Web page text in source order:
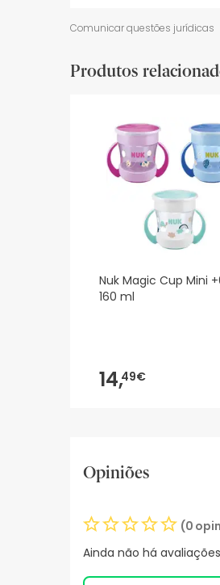
Comunicar questões jurídicas
Produtos
Nuk Magic Cup Mini
160 ml
14,49€
Opiniões
(0
Ainda não há